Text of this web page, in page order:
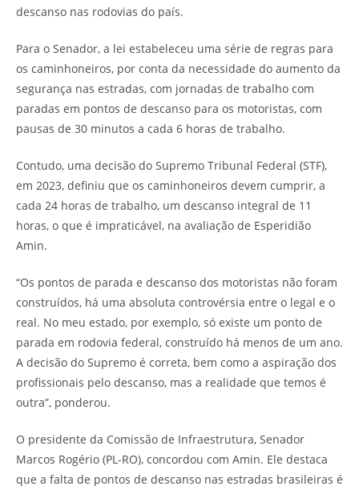
descanso nas rodovias do país.
Para o Senador, a lei estabeleceu uma série de regras para
os caminhoneiros, por conta da necessidade do aumento da
segurança nas estradas, com jornadas de trabalho com
paradas em pontos de descanso para os motoristas, com
pausas de 30 minutos a cada 6 horas de trabalho.
Contudo, uma decisão do Supremo Tribunal Federal (STF),
em 2023, definiu que os caminhoneiros devem cumprir, a
cada 24 horas de trabalho, um descanso integral de 11
horas, o que é impraticável, na avaliação de Esperidião
Amin.
“Os pontos de parada e descanso dos motoristas não foram
construídos, há uma absoluta controvérsia entre o legal e o
real. No meu estado, por exemplo, só existe um ponto de
parada em rodovia federal, construído há menos de um ano.
A decisão do Supremo é correta, bem como a aspiração dos
profissionais pelo descanso, mas a realidade que temos é
outra”, ponderou.
O presidente da Comissão de Infraestrutura, Senador
Marcos Rogério (PL-RO), concordou com Amin. Ele destaca
que a falta de pontos de descanso nas estradas brasileiras é